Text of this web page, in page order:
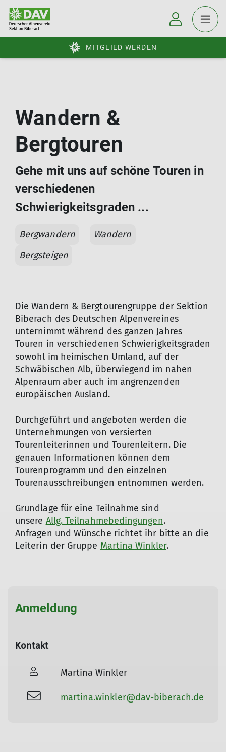
MITGLIED WERDEN
Wandern &
Bergtouren
Gehe mit uns auf schöne Touren in
verschiedenen
Schwierigkeitsgraden ...
Bergwandern
Wandern
Bergsteigen
Die Wandern & Bergtourengruppe der Sektion
Biberach des Deutschen Alpenvereines
unternimmt während des ganzen Jahres
Touren in verschiedenen Schwierigkeitsgraden
sowohl im heimischen Umland, auf der
Schwäbischen Alb, überwiegend im nahen
Alpenraum aber auch im angrenzenden
europäischen Ausland.
Durchgeführt und angeboten werden die
Unternehmungen von versierten
Tourenleiterinnen und Tourenleitern. Die
genauen Informationen können dem
Tourenprogramm und den einzelnen
Tourenausschreibungen entnommen werden.
Grundlage für eine Teilnahme sind
unsere Allg. Teilnahmebedingungen.
Anfragen und Wünsche richtet ihr bitte an die
Leiterin der Gruppe Martina Winkler.
Anmeldung
Kontakt
Martina Winkler
martina.winkler@dav-biberach.de